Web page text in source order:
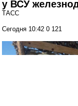
у ВСУ
ТАСС
Сегодня 10:42 0 121